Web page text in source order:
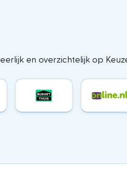
en overzichtelijk op